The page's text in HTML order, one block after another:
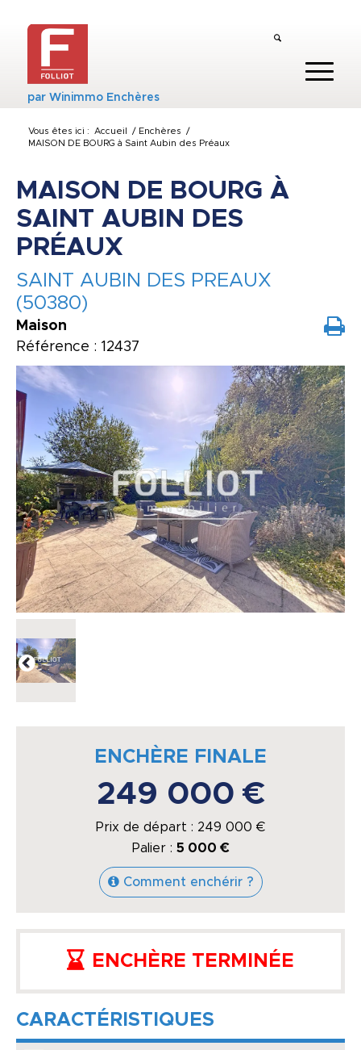
parWinimmo Enchères
Vous êtes ici : Accueil / Enchères
/
MAISON DE BOURG à Saint Aubin des Préaux
MAISON DE BOURG À
SAINT AUBIN DES
PRÉAUX
SAINT AUBIN DES PREAUX
(50380)
Maison
Référence : 12437
ENCHÈRE FINALE
249 000 €
Prix de départ : 249 000 €
Palier : 5 000 €
Comment enchérir ?
ENCHÈRE TERMINÉE
CARACTÉRISTIQUES